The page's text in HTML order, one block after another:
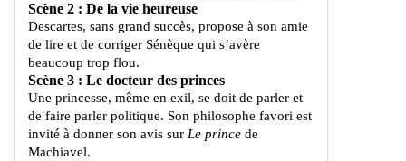
Scène 2 : De la vie heureuse
Descartes, sans grand succès, propose à son amie
de lire et de corriger Sénèque qui s’avère
beaucoup trop flou.
Scène 3 : Le docteur des princes
Une princesse, même en exil, se doit de parler et
de faire parler politique. Son philosophe favori est
invité à donner son avis sur Le prince de
Machiavel.